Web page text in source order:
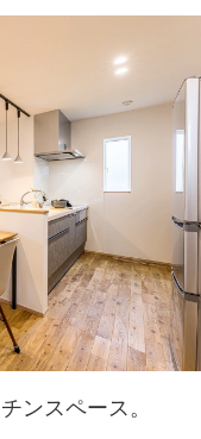
ンスペース。